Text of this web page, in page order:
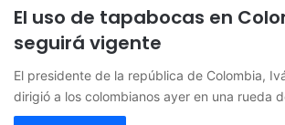
El uso de tapabocas en
seguirá vigente
El presidente de la república de Colombia,
dirigió a los colombianos ayer en una rueda